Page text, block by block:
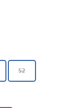
52